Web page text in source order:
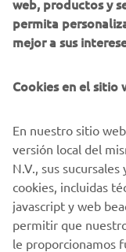
Lightweight
Seguir leyendo
web, productos y
permita
mejor a sus
Cookies en el sitio
En nuestro sitio
versión local del
N.V., sus
cookies, incluidas
javascript y web
permitir que
le proporcionamos